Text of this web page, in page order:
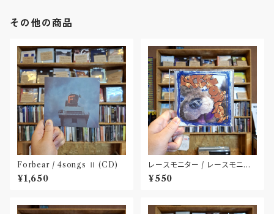
その他の商品
Forbear / 4songs Ⅱ (CD)
¥1,650
レースモニター / レースモニタ
ー(CD-R)
¥550